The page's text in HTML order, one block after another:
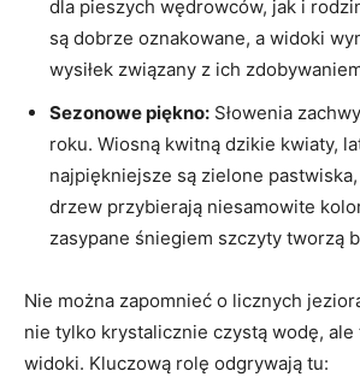
dla pieszych wędrowców, ⁢jak i
są dobrze ⁢oznakowane, a widoki
wysiłek związany z ich
Sezonowe piękno: Słowenia
roku.⁣ Wiosną kwitną dzikie kwiaty,
najpiękniejsze są zielone
drzew przybierają niesamowite
zasypane śniegiem szczyty tworzą
Nie można zapomnieć o licznych
‍nie tylko krystalicznie czystą wodę, ale
widoki. Kluczową rolę odgrywają tu: